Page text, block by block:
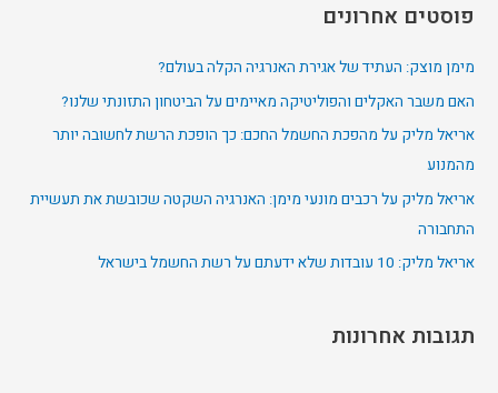
r
o
r
:
פוסטים אחרונים
מימן מוצק: העתיד של אגירת האנרגיה הקלה בעולם?
האם משבר האקלים והפוליטיקה מאיימים על הביטחון התזונתי שלנו?
אריאל מליק על מהפכת החשמל החכם: כך הופכת הרשת לחשובה יותר
מהמנוע
אריאל מליק על רכבים מונעי מימן: האנרגיה השקטה שכובשת את תעשיית
התחבורה
אריאל מליק: 10 עובדות שלא ידעתם על רשת החשמל בישראל
תגובות אחרונות